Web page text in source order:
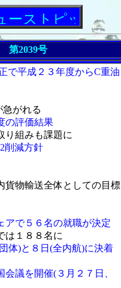
ピックス
第2039号
で平成２３年度からC重油
がれる
の評価結果
り組みも課題に
削減方針
物輸送全体としての目標
アで５６名の就職が決定
は１８８名に
体)と８日(全内航)に決着
会議を開催(３月２７日、